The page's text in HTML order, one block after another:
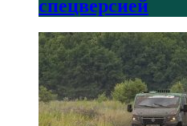
спецверсией